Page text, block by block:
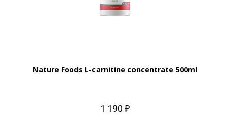
Nature Foods L-carnitine concentrate 500ml
1 190 ₽